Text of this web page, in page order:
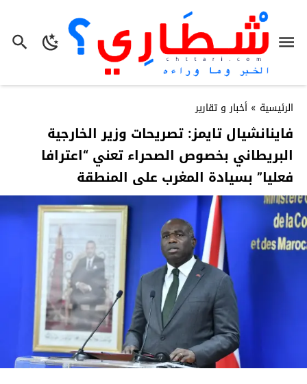
الرئيسية » أخبار و تقارير
فاينانشيال تايمز: تصريحات وزير الخارجية
البريطاني بخصوص الصحراء تعني “اعترافا
فعليا” بسيادة المغرب على المنطقة